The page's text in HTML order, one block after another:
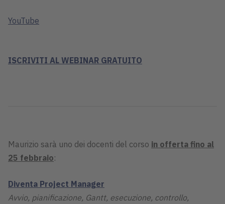
YouTube
ISCRIVITI AL WEBINAR GRATUITO
Maurizio sarà uno dei docenti del corso in offerta fino al
25 febbraio:
Diventa Project Manager
Avvio, pianificazione, Gantt, esecuzione, controllo,